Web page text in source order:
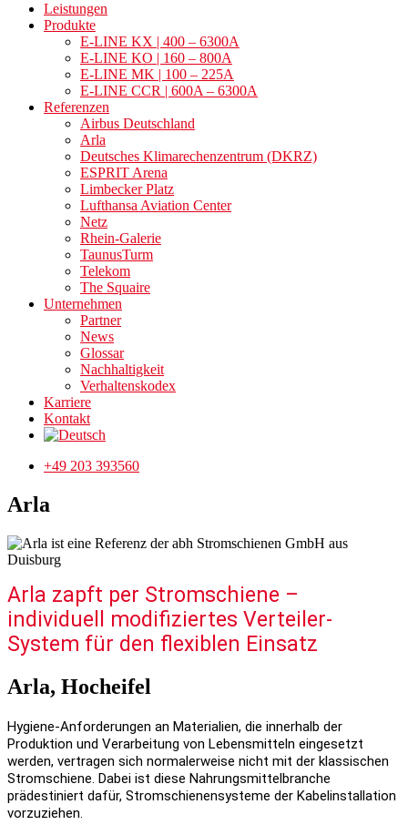
Leistungen
Produkte
E-LINE KX | 400 – 6300A
E-LINE KO | 160 – 800A
E-LINE MK | 100 – 225A
E-LINE CCR | 600A – 6300A
Referenzen
Airbus Deutschland
Arla
Deutsches Klimarechenzentrum (DKRZ)
ESPRIT Arena
Limbecker Platz
Lufthansa Aviation Center
Netz
Rhein-Galerie
TaunusTurm
Telekom
The Squaire
Unternehmen
Partner
News
Glossar
Nachhaltigkeit
Verhaltenskodex
Karriere
Kontakt
+49 203 393560
Arla
Arla zapft per Stromschiene –
individuell modifiziertes Verteiler-
System für den flexiblen Einsatz
Arla, Hocheifel
Hygiene-Anforderungen an Materialien, die innerhalb der
Produktion und Verarbeitung von Lebensmitteln eingesetzt
werden, vertragen sich normalerweise nicht mit der klassischen
Stromschiene. Dabei ist diese Nahrungsmittelbranche
prädestiniert dafür, Stromschienensysteme der Kabelinstallation
vorzuziehen.